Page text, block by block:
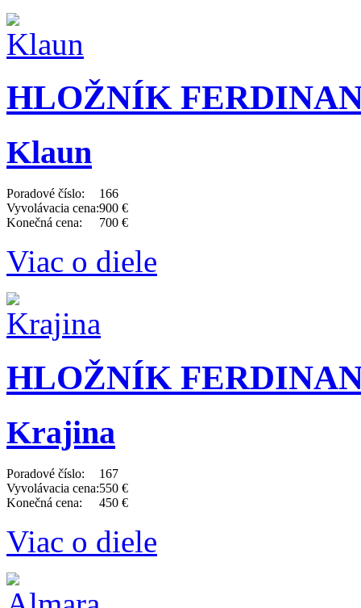
HLOŽNÍK
Klaun
Poradové číslo:
166
Vyvolávacia cena:900 €
Konečná cena:
700 €
Viac o diele
HLOŽNÍK
Krajina
Poradové číslo:
167
Vyvolávacia cena:550 €
Konečná cena:
450 €
Viac o diele